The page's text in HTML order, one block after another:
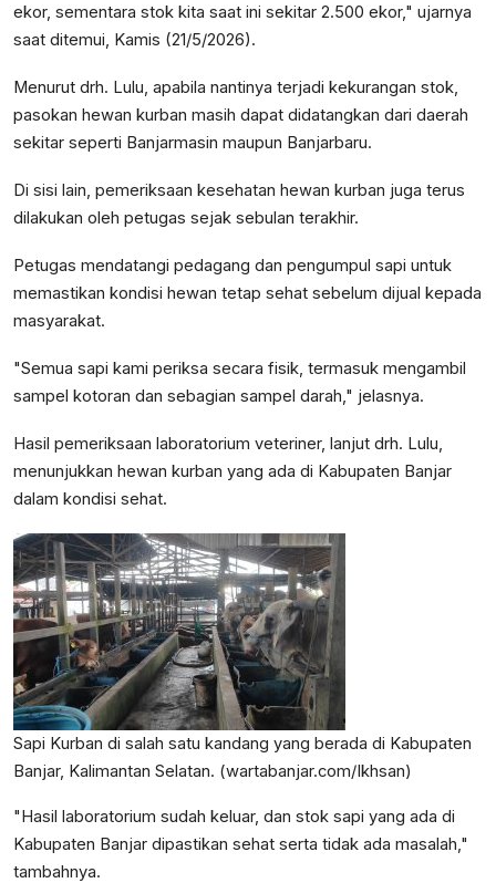
ekor, sementara stok kita saat ini sekitar 2.500 ekor," ujarnya
saat ditemui, Kamis (21/5/2026).
Menurut drh. Lulu, apabila nantinya terjadi kekurangan stok,
pasokan hewan kurban masih dapat didatangkan dari daerah
sekitar seperti Banjarmasin maupun Banjarbaru.
Di sisi lain, pemeriksaan kesehatan hewan kurban juga terus
dilakukan oleh petugas sejak sebulan terakhir.
Petugas mendatangi pedagang dan pengumpul sapi untuk
memastikan kondisi hewan tetap sehat sebelum dijual kepada
masyarakat.
"Semua sapi kami periksa secara fisik, termasuk mengambil
sampel kotoran dan sebagian sampel darah," jelasnya.
Hasil pemeriksaan laboratorium veteriner, lanjut drh. Lulu,
menunjukkan hewan kurban yang ada di Kabupaten Banjar
dalam kondisi sehat.
Sapi Kurban di salah satu kandang yang berada di Kabupaten
Banjar, Kalimantan Selatan. (wartabanjar.com/Ikhsan)
"Hasil laboratorium sudah keluar, dan stok sapi yang ada di
Kabupaten Banjar dipastikan sehat serta tidak ada masalah,"
tambahnya.